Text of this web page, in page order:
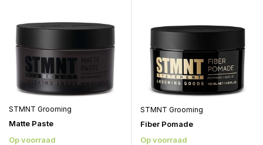
STMNT Grooming
Matte Paste
Op voorraad
STMNT Grooming
Fiber Pomade
Op voorraad